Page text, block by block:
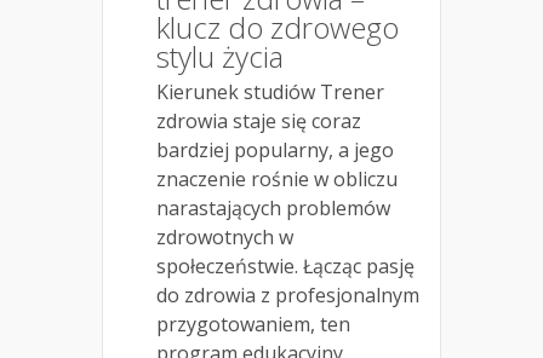
klucz do zdrowego
stylu życia
Kierunek studiów Trener
zdrowia staje się coraz
bardziej popularny, a jego
znaczenie rośnie w obliczu
narastających problemów
zdrowotnych w
społeczeństwie. Łącząc pasję
do zdrowia z profesjonalnym
przygotowaniem, ten